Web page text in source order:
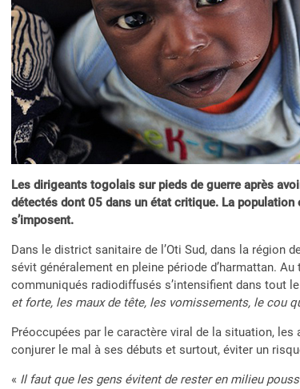
Les dirigeants togolais sur pieds de guerre après
détectés dont 05 dans un état critique. La
s’imposent.
Dans le district sanitaire de l’Oti Sud, dans la région
sévit généralement en pleine période d’harmattan.
communiqués radiodiffusés s’intensifient dans tout
et forte, les maux de tête, les vomissements, le cou
Préoccupées par le caractère viral de la situation,
conjurer le mal à ses débuts et surtout, éviter un
« Il faut que les gens évitent de rester en milieu